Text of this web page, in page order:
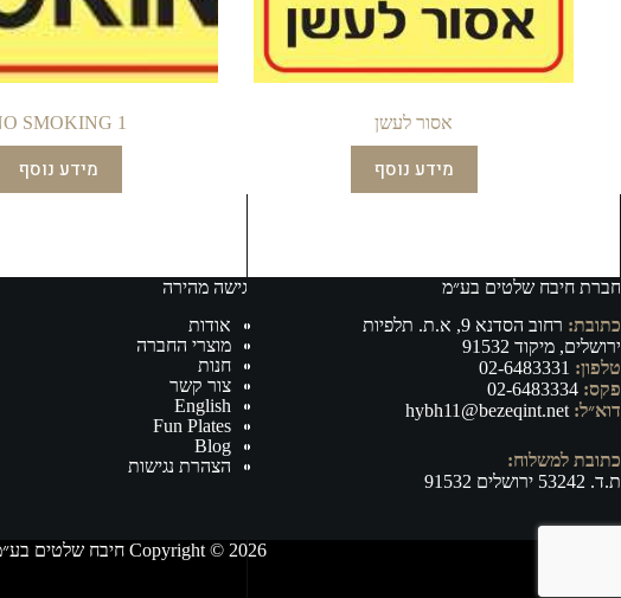
אסור לעשן
מידע נוסף
SMOKING 1
מידע נוסף
חברת חיבח שלטים בע״מ
כתובת:
רחוב הסדנא 9, א.ת. תלפיות
ירושלים, מיקוד 91532
טלפון: 02-6483331
פקס:
דוא״ל: hybh11@bezeqint.net
כתובת למשלוח:
ת.ד. 53242 ירושלים 91532
גישה מהירה
אודות
מוצרי החברה
חנות
צור קשר
English
Fun Plates
Blog
הצהרת נגישות
Copyright © 2026 חיבח שלטים בע״מ - ייצור, וייבוא של אביזרי רישוי ובטיחות לרכב ושילוט לכל מטרה